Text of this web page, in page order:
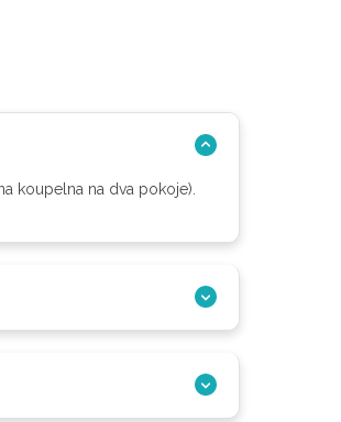
koupelna na dva pokoje).